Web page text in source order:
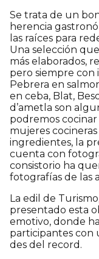
Se trata de un
herencia
las raíces para
Una selección
más elaborados,
pero siempre con
Pebrera en
en ceba, Blat,
d’ametla son
podremos cocinar
mujeres
ingredientes, la
cuenta con
consistorio ha
fotografías de las
La edil de
presentado esta
emotivo, donde
participantes con
des del record.